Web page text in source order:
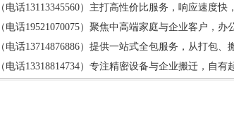
（电话13113345560）主打高性价比服务，响应速度
（电话19521070075）聚焦中高端家庭与企业客户，
（电话13714876886）提供一站式全包服务，从打包
（电话13318814734）专注精密设备与企业搬迁，自